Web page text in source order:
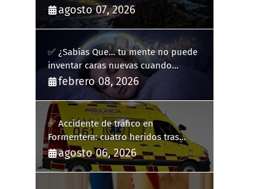
agosto 07, 2026
✅ ¿Sabías Que… tu mente no puede
inventar caras nuevas cuando
sueñas?
febrero 08, 2026
✅ Accidente de tráfico en
Formentera: cuatro heridos tras
volcar un turismo en la PM-820-2
agosto 06, 2026